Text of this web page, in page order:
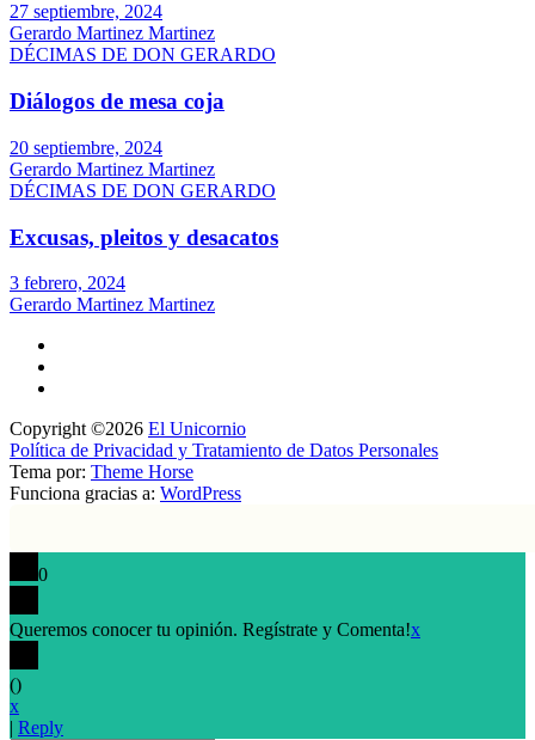
27 septiembre, 2024
Gerardo Martinez Martinez
DÉCIMAS DE DON GERARDO
Diálogos de mesa coja
20 septiembre, 2024
Gerardo Martinez Martinez
DÉCIMAS DE DON GERARDO
Excusas, pleitos y desacatos
3 febrero, 2024
Gerardo Martinez Martinez
Copyright ©2026 El Unicornio
Política de Privacidad y Tratamiento de Datos Personales
Tema por: Theme Horse
Funciona gracias a: WordPress
0
Queremos conocer tu opinión. Regístrate y Comenta!x
()
x
| Reply